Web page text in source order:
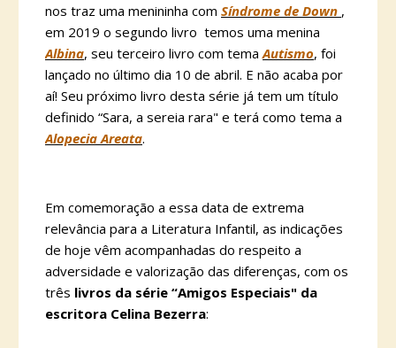
nos traz uma menininha com Síndrome de Down ,
em 2019 o segundo livro temos uma menina
Albina, seu terceiro livro com temaAutismo, foi
lançado no último dia 10 de abril. E não acaba por
aí! Seu próximo livro desta série já tem um título
definido “Sara, a sereia rara" e terá como tema a
Alopecia Areata.
Em comemoração a essa data de extrema
relevância para a Literatura Infantil, as indicações
de hoje vêm acompanhadas do respeito a
adversidade e valorização das diferenças, com os
três livros da série “Amigos Especiais" da
escritora Celina Bezerra: